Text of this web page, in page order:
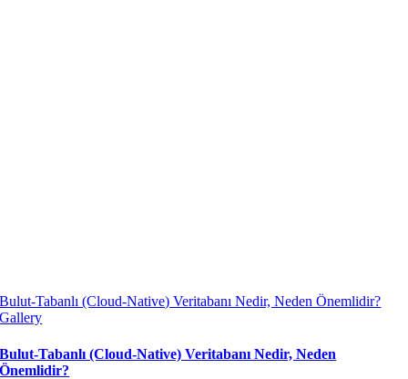
Bulut-Tabanlı (Cloud-Native) Veritabanı Nedir, Neden Önemlidir?
Gallery
Bulut-Tabanlı (Cloud-Native) Veritabanı Nedir, Neden
Önemlidir?